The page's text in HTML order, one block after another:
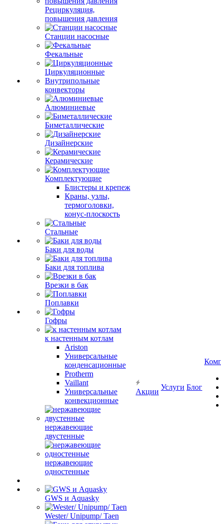
Рециркуляция,
повышения давления
Станции насосные
Фекальные
Циркуляционные
Внутрипольные
конвекторы
Алюминиевые
Биметаллические
Дизайнерские
Керамические
Комплектующие
Блистеры и крепеж
Краны, узлы,
термоголовки,
конус-плоскость
Стальные
Баки для воды
Баки для топлива
Врезки в бак
Поплавки
Гофры
к настенным котлам
Ariston
Универсальные
конденсационные
Protherm
Vaillant
Универсальные
конвекционные
нержавеющие
двустенные
нержавеющие
одностенные
GWS и Aquasky
Wester/ Unipump/ Taen
Акции
Услуги Блог